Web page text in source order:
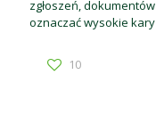
zgłoszeń,
oznaczać wysokie
10